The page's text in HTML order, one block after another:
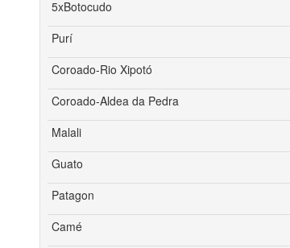
5xBotocudo
Purí
Coroado-Rio Xipotó
Coroado-Aldea da Pedra
Malali
Guato
Patagon
Camé